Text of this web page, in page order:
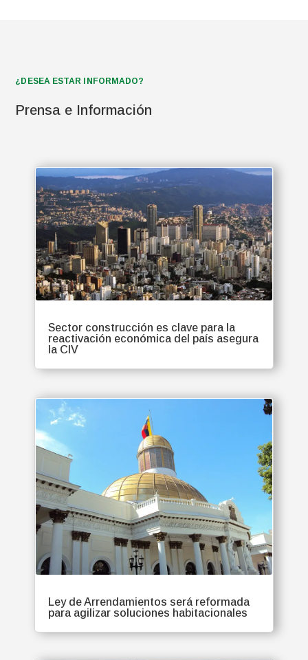
¿DESEA ESTAR INFORMADO?
Prensa e Información
Sector construcción es clave para la
reactivación económica del país asegura
la CIV
Ley de Arrendamientos será reformada
para agilizar soluciones habitacionales